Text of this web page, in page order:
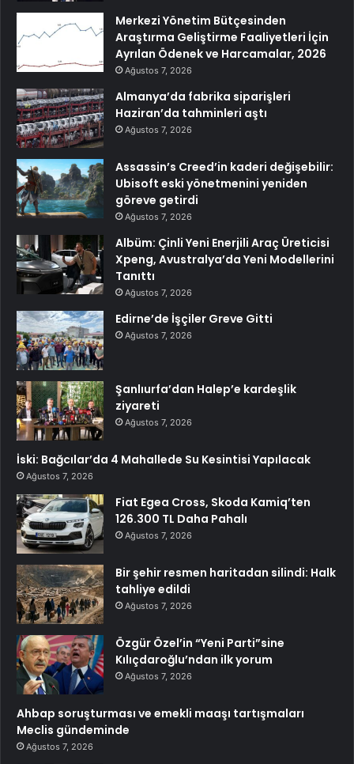
Merkezi Yönetim Bütçesinden
Araştırma Geliştirme Faaliyetleri İçin
Ayrılan Ödenek ve Harcamalar, 2026
Ağustos 7, 2026
Almanya’da fabrika siparişleri
Haziran’da tahminleri aştı
Ağustos 7, 2026
Assassin’s Creed’in kaderi değişebilir:
Ubisoft eski yönetmenini yeniden
göreve getirdi
Ağustos 7, 2026
Albüm: Çinli Yeni Enerjili Araç Üreticisi
Xpeng, Avustralya’da Yeni Modellerini
Tanıttı
Ağustos 7, 2026
Edirne’de İşçiler Greve Gitti
Ağustos 7, 2026
Şanlıurfa’dan Halep’e kardeşlik
ziyareti
Ağustos 7, 2026
İski: Bağcılar’da 4 Mahallede Su Kesintisi Yapılacak
Ağustos 7, 2026
Fiat Egea Cross, Skoda Kamiq’ten
126.300 TL Daha Pahalı
Ağustos 7, 2026
Bir şehir resmen haritadan silindi: Halk
tahliye edildi
Ağustos 7, 2026
Özgür Özel’in “Yeni Parti”sine
Kılıçdaroğlu’ndan ilk yorum
Ağustos 7, 2026
Ahbap soruşturması ve emekli maaşı tartışmaları
Meclis gündeminde
Ağustos 7, 2026